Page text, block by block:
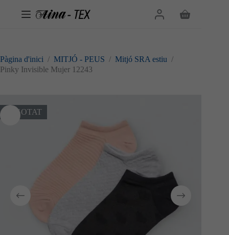
Cistella
Pàgina d'inici / MITJÓ - PEUS / Mitjó SRA estiu /
Pinky Invisible Mujer 12243
ESGOTAT